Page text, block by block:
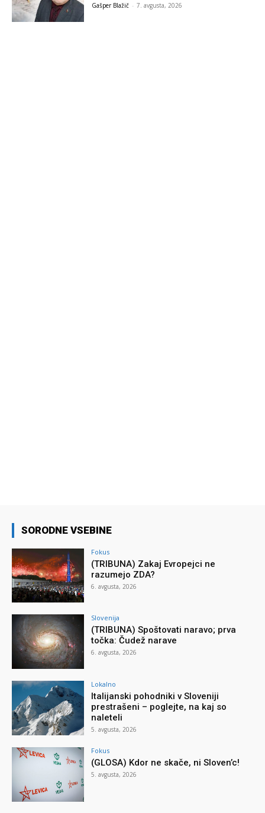
Gašper Blažič - 7. avgusta, 2026
SORODNE VSEBINE
Fokus
(TRIBUNA) Zakaj Evropejci ne
razumejo ZDA?
6. avgusta, 2026
Slovenija
(TRIBUNA) Spoštovati naravo; prva
točka: Čudež narave
6. avgusta, 2026
Lokalno
Italijanski pohodniki v Sloveniji
prestrašeni – poglejte, na kaj so
naleteli
5. avgusta, 2026
Fokus
(GLOSA) Kdor ne skače, ni Sloven’c!
5. avgusta, 2026